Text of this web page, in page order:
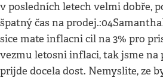
v posledních letech velmi dobře,
špatný čas na
sice mate inflacni cil na 3% pro
vezmu letosni inflaci, tak jsme na
prijde docela dost. Nemyslite, ze